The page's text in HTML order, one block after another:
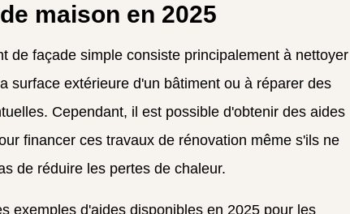
maison en 2025
de façade simple consiste principalement à nettoyer
surface extérieure d'un bâtiment ou à réparer des
Cependant, il est possible d'obtenir des aides
financer ces travaux de rénovation même s'ils ne
de réduire les pertes de chaleur.
exemples d'aides disponibles en 2025 pour les